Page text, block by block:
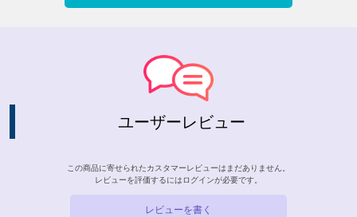
ユーザーレビュー
この商品に寄せられたカスタマーレビューはまだありません。
レビューを評価するには ログインが必要です。
レビューを書く